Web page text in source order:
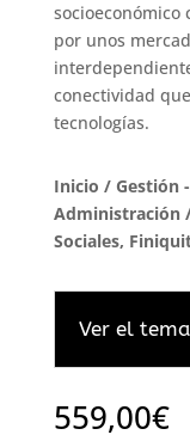
socioeconómico
por unos
conectividad
tecnologías.
Inicio / Gestión
Administración/
Sociales,
Ver el
559,00€